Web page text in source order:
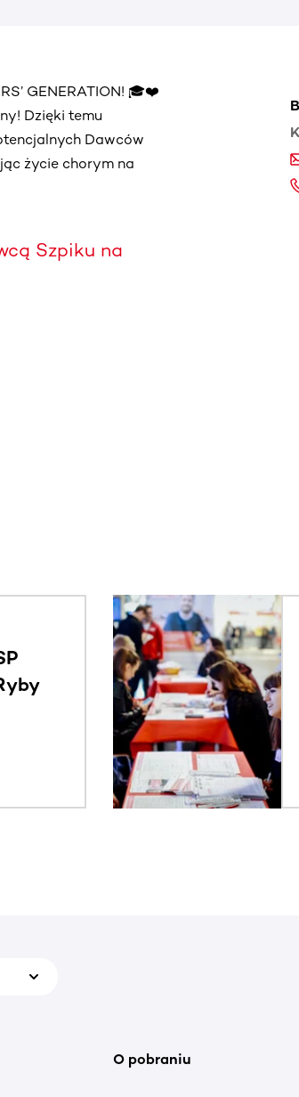
GENERATION! 🎓❤️
Dzięki temu
Dawców
życie chorym na
Szpiku na
lub przesuń palcem, aby zobaczyć
O pobraniu